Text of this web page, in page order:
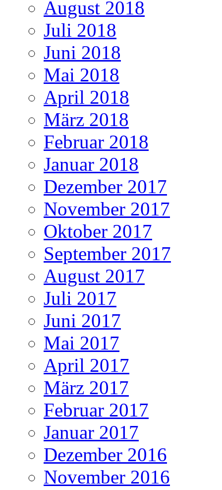
August 2018
Juli 2018
Juni 2018
Mai 2018
April 2018
März 2018
Februar 2018
Januar 2018
Dezember 2017
November 2017
Oktober 2017
September 2017
August 2017
Juli 2017
Juni 2017
Mai 2017
April 2017
März 2017
Februar 2017
Januar 2017
Dezember 2016
November 2016